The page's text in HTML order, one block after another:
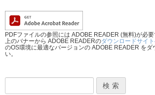
PDFファイルの参照には ADOBE READER (無料)が必要
上のバナーから ADOBE READERのダウンロードサイ
のOS環境に最適なバージョンの ADOBE READER をダ
い。